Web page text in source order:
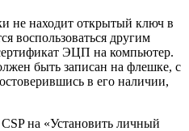
не находит открытый ключ в
воспользоваться другим
ЭЦП на компьютер.
быть записан на флешке, с
в его наличии,
на «Установить личный